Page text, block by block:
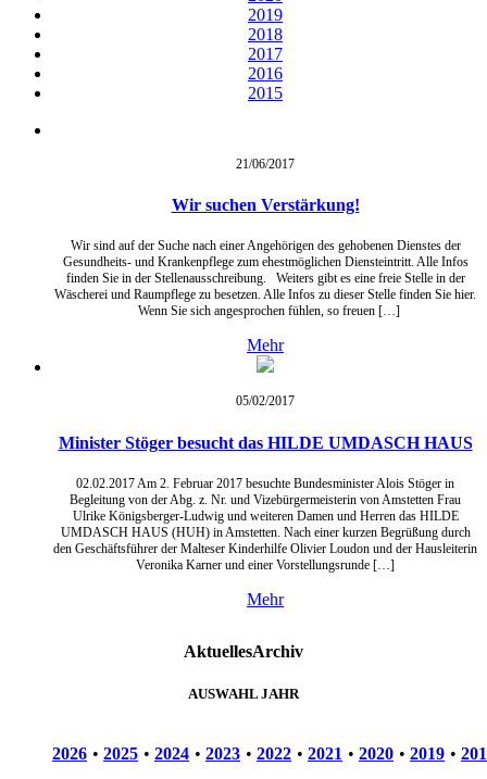
2019
2018
2017
2016
2015
21/06/2017
Wir suchen Verstärkung!
Wir sind auf der Suche nach einer Angehörigen des gehobenen Dienstes der
Gesundheits- und Krankenpflege zum ehestmöglichen Diensteintritt. Alle Infos
finden Sie in der Stellenausschreibung. Weiters gibt es eine freie Stelle in der
Wäscherei und Raumpflege zu besetzen. Alle Infos zu dieser Stelle finden Sie hier.
Wenn Sie sich angesprochen fühlen, so freuen […]
Mehr
05/02/2017
Minister Stöger besucht das HILDE UMDASCH HAUS
02.02.2017 Am 2. Februar 2017 besuchte Bundesminister Alois Stöger in
Begleitung von der Abg. z. Nr. und Vizebürgermeisterin von Amstetten Frau
Ulrike Königsberger-Ludwig und weiteren Damen und Herren das HILDE
UMDASCH HAUS (HUH) in Amstetten. Nach einer kurzen Begrüßung durch
den Geschäftsführer der Malteser Kinderhilfe Olivier Loudon und der Hausleiterin
Veronika Karner und einer Vorstellungsrunde […]
Mehr
AktuellesArchiv
AUSWAHL JAHR
2026 • 2025 • 2024 • 2023 • 2022 • 2021 • 2020 • 2019 •